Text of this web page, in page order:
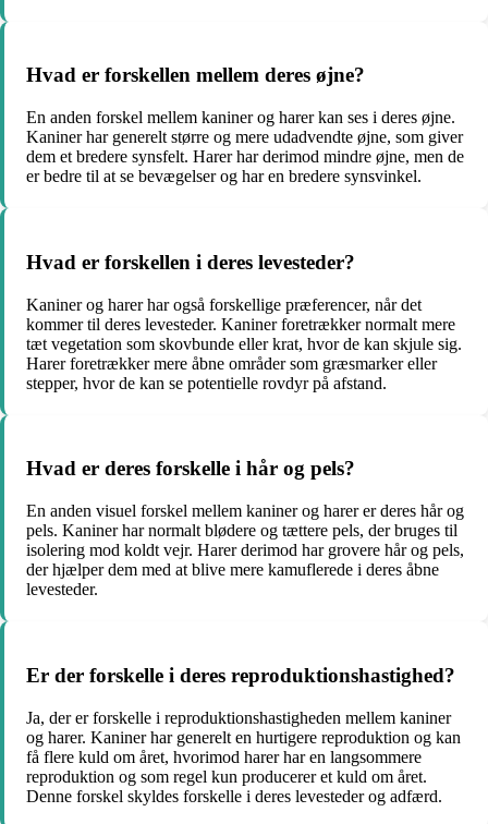
Hvad er forskellen mellem deres øjne?
En anden forskel mellem kaniner og harer kan ses i deres øjne.
Kaniner har generelt større og mere udadvendte øjne, som giver
dem et bredere synsfelt. Harer har derimod mindre øjne, men de
er bedre til at se bevægelser og har en bredere synsvinkel.
Hvad er forskellen i deres levesteder?
Kaniner og harer har også forskellige præferencer, når det
kommer til deres levesteder. Kaniner foretrækker normalt mere
tæt vegetation som skovbunde eller krat, hvor de kan skjule sig.
Harer foretrækker mere åbne områder som græsmarker eller
stepper, hvor de kan se potentielle rovdyr på afstand.
Hvad er deres forskelle i hår og pels?
En anden visuel forskel mellem kaniner og harer er deres hår og
pels. Kaniner har normalt blødere og tættere pels, der bruges til
isolering mod koldt vejr. Harer derimod har grovere hår og pels,
der hjælper dem med at blive mere kamuflerede i deres åbne
levesteder.
Er der forskelle i deres reproduktionshastighed?
Ja, der er forskelle i reproduktionshastigheden mellem kaniner
og harer. Kaniner har generelt en hurtigere reproduktion og kan
få flere kuld om året, hvorimod harer har en langsommere
reproduktion og som regel kun producerer et kuld om året.
Denne forskel skyldes forskelle i deres levesteder og adfærd.